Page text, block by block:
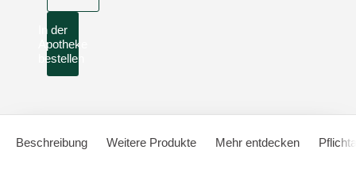
In der
Apotheke
bestellen
Beschreibung Weitere Produkte Mehr entdecken